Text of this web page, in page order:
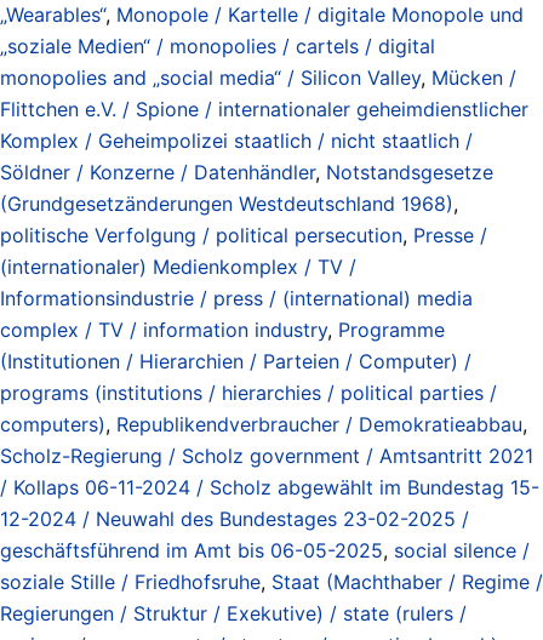
„Wearables“, Monopole / Kartelle / digitale Monopole und
„soziale Medien“ / monopolies / cartels / digital
monopolies and „social media“ / Silicon Valley, Mücken /
Flittchen e.V. / Spione / internationaler geheimdienstlicher
Komplex / Geheimpolizei staatlich / nicht staatlich /
Söldner / Konzerne / Datenhändler, Notstandsgesetze
(Grundgesetzänderungen Westdeutschland 1968),
politische Verfolgung / political persecution, Presse /
(internationaler) Medienkomplex / TV /
Informationsindustrie / press / (international) media
complex / TV / information industry, Programme
(Institutionen / Hierarchien / Parteien / Computer) /
programs (institutions / hierarchies / political parties /
computers), Republikendverbraucher / Demokratieabbau,
Scholz-Regierung / Scholz government / Amtsantritt 2021
/ Kollaps 06-11-2024 / Scholz abgewählt im Bundestag 15-
12-2024 / Neuwahl des Bundestages 23-02-2025 /
geschäftsführend im Amt bis 06-05-2025, social silence /
soziale Stille / Friedhofsruhe, Staat (Machthaber / Regime /
Regierungen / Struktur / Exekutive) / state (rulers /